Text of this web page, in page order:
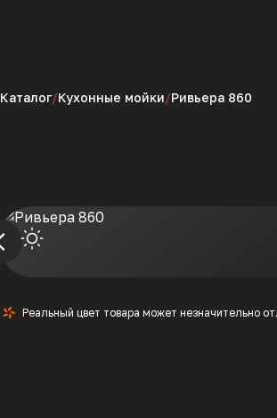
Каталог Кухонные мойки Ривьера 860
Реальный цвет товара может незначительно